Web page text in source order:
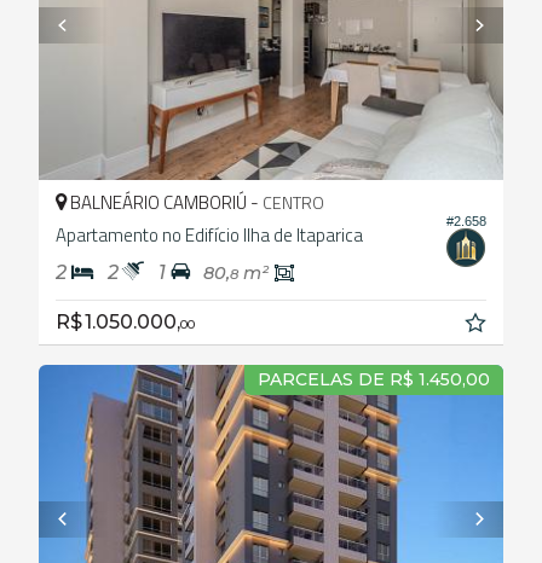
#2.658
BALNEÁRIO CAMBORIÚ - CENTRO
Apartamento no Edifício Ilha de Itaparica
2 2 1 80,8 m²
R$ 1.050.000,00
PARCELAS DE R$ 1.450,00